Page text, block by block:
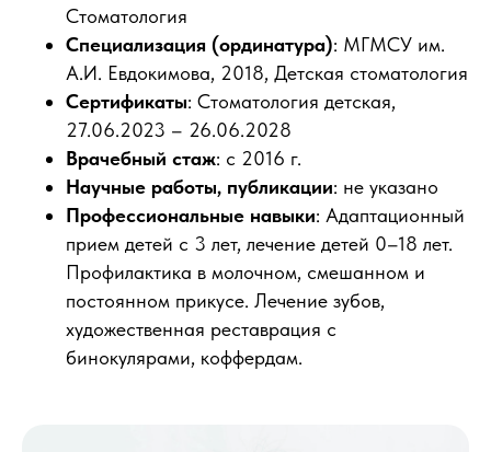
Стоматология
Специализация (ординатура): МГМСУ им.
А.И. Евдокимова, 2018, Детская стоматология
Сертификаты: Стоматология детская,
27.06.2023 – 26.06.2028
Врачебный стаж: с 2016 г.
Научные работы, публикации: не указано
Профессиональные навыки: Адаптационный
прием детей с 3 лет, лечение детей 0–18 лет.
Профилактика в молочном, смешанном и
постоянном прикусе. Лечение зубов,
художественная реставрация с
бинокулярами, коффердам.